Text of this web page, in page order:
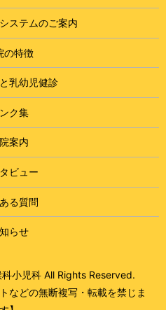
ステムのご案内
の特徴
乳幼児健診
ク集
案内
ビュー
る質問
らせ
小児科 All Rights Reserved.
などの無断複写・転載を禁じま